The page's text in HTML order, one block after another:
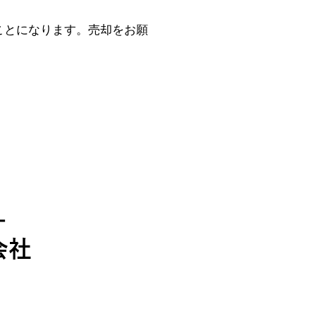
になります。売却をお願